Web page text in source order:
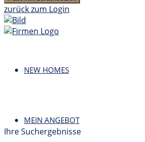
zurück zum Login
NEW HOMES
MEIN ANGEBOT
Ihre Suchergebnisse